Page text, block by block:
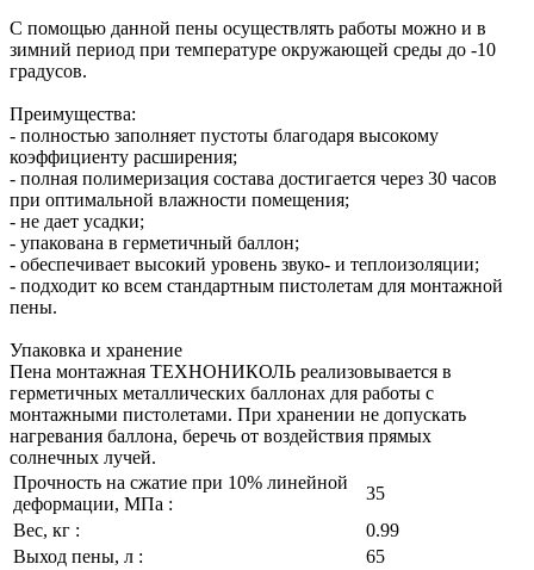
С помощью данной пены осуществлять работы можно и в
зимний период при температуре окружающей среды до -10
градусов.
Преимущества:
- полностью заполняет пустоты благодаря высокому
коэффициенту расширения;
- полная полимеризация состава достигается через 30 часов
при оптимальной влажности помещения;
- не дает усадки;
- упакована в герметичный баллон;
- обеспечивает высокий уровень звуко- и теплоизоляции;
- подходит ко всем стандартным пистолетам для монтажной
пены.
Упаковка и хранение
Пена монтажная ТЕХНОНИКОЛЬ реализовывается в
герметичных металлических баллонах для работы с
монтажными пистолетами. При хранении не допускать
нагревания баллона, беречь от воздействия прямых
солнечных лучей.
Прочность на сжатие при 10% линейной
деформации, МПа :
35
Вес, кг :
0.99
Выход пены, л :
65